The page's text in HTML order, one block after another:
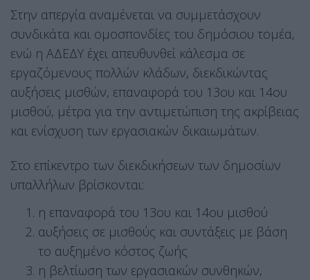
Στην απεργία αναμένεται να συμμετάσχουν
συνδικάτα και ομοσπονδίες του δημόσιου τομέα,
ενώ η ΑΔΕΔΥ έχει απευθυνθεί κάλεσμα σε
εργαζόμενους πολλών κλάδων, διεκδικώντας
αυξήσεις μισθών, επαναφορά του 13ου και 14ου
μισθού, μέτρα για την αντιμετώπιση της ακρίβειας
και ενίσχυση των εργασιακών δικαιωμάτων.
Στο επίκεντρο των διεκδικήσεων των δημοσίων
υπαλλήλων βρίσκονται:
η επαναφορά του 13ου και 14ου μισθού
αυξήσεις σε μισθούς και συντάξεις με βάση
το αυξημένο κόστος ζωής
η βελτίωση των εργασιακών συνθηκών,